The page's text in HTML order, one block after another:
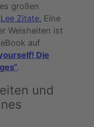
großen
Zitate. Eine
Weisheiten ist
auf
Die
.
und